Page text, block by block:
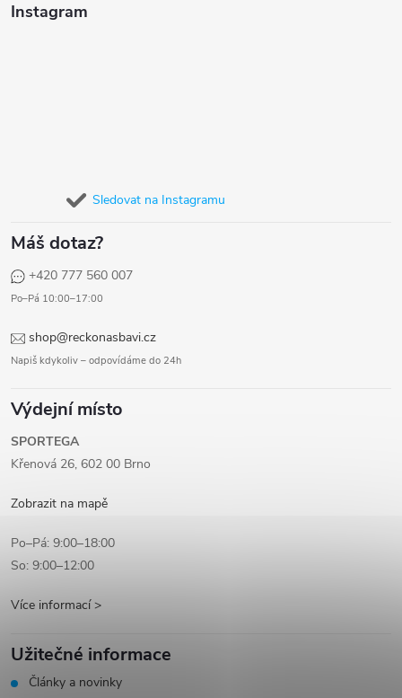
Instagram
Sledovat na Instagramu
Máš dotaz?
+420 777 560 007
Po–Pá 10:00–17:00
shop@reckonasbavi.cz
Napiš kdykoliv – odpovídáme do 24h
Výdejní místo
SPORTEGA
Křenová 26, 602 00 Brno
Zobrazit na mapě
Po–Pá: 9:00–18:00
So: 9:00–12:00
Více informací >
Užitečné informace
Články a novinky